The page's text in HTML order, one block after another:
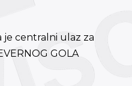
je centralni ulaz za
GOLA